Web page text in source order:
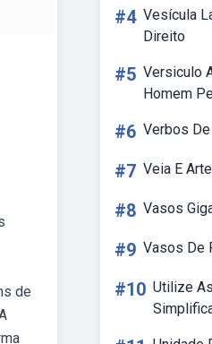
de
#4 Vesícula
Direito
#5 Versiculo
Homem
#6 Verbos
#7 Veia E
#8 Vasos
#9 Vasos De
#10 Utilize